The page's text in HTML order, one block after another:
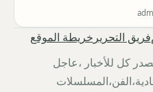
فريق التحرير خريطة الموقع
مصدر كل للأخبار ،عاجل